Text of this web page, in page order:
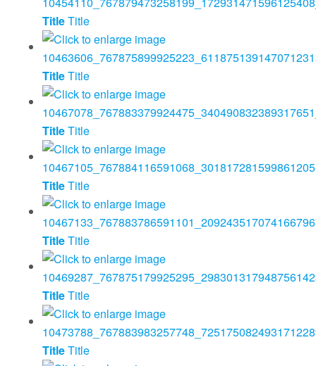
TitleTitle
TitleTitle
TitleTitle
TitleTitle
TitleTitle
TitleTitle
TitleTitle